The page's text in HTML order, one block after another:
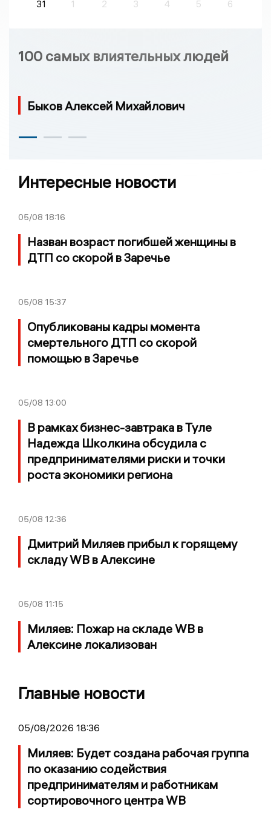
31
1 2 3 4 5 6
100 самых влиятельных людей
Быков Алексей Михайлович
Интересные новости
05/08 18:16
Назван возраст погибшей женщины в
ДТП со скорой в Заречье
05/08 15:37
Опубликованы кадры момента
смертельного ДТП со скорой
помощью в Заречье
05/08 13:00
В рамках бизнес-завтрака в Туле
Надежда Школкина обсудила с
предпринимателями риски и точки
роста экономики региона
05/08 12:36
Дмитрий Миляев прибыл к горящему
складу WB в Алексине
05/08 11:15
Миляев: Пожар на складе WB в
Алексине локализован
Главные новости
05/08/2026 18:36
Миляев: Будет создана рабочая группа
по оказанию содействия
предпринимателям и работникам
сортировочного центра WB